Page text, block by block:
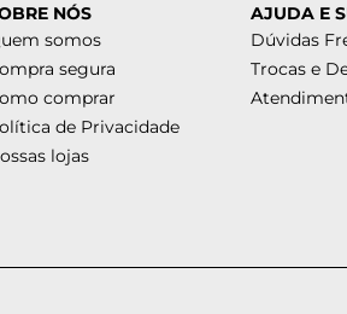
NÓS
somos
segura
comprar
de Privacidade
lojas
AJUDA E
Dúvidas
Trocas e